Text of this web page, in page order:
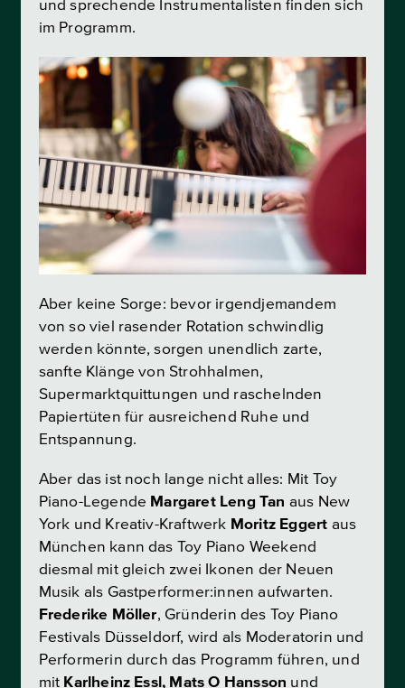
und sprechende Instrumentalisten finden sich
im Programm.
Aber keine Sorge: bevor irgendjemandem
von so viel rasender Rotation schwindlig
werden könnte, sorgen unendlich zarte,
sanfte Klänge von Strohhalmen,
Supermarktquittungen und raschelnden
Papiertüten für ausreichend Ruhe und
Entspannung.
Aber das ist noch lange nicht alles: Mit Toy
Piano-Legende Margaret Leng Tan aus New
York und Kreativ-Kraftwerk Moritz Eggert aus
München kann das Toy Piano Weekend
diesmal mit gleich zwei Ikonen der Neuen
Musik als Gastperformer:innen aufwarten.
Frederike Möller, Gründerin des Toy Piano
Festivals Düsseldorf, wird als Moderatorin und
Performerin durch das Programm führen, und
mit Karlheinz Essl, Mats O Hansson und